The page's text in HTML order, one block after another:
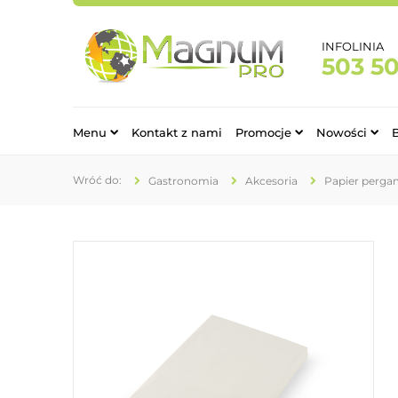
INFOLINIA
503
Menu Kontakt z nami Promocje Nowości
Gastronomia Akcesoria Papier